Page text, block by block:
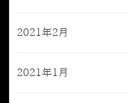
2021年2月
2021年1月